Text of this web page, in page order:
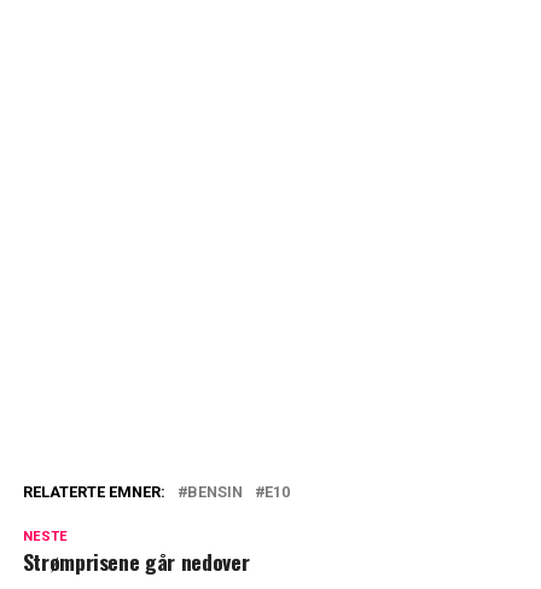
RELATERTE EMNER: BENSIN E10
NESTE
Strømprisene går nedover